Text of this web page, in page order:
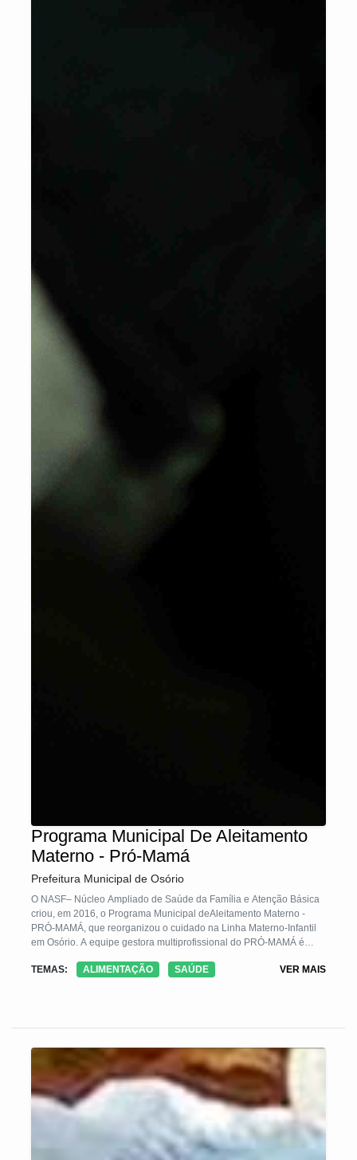
Programa Municipal De Aleitamento
Materno - Pró-Mamá
Prefeitura Municipal de Osório
O NASF– Núcleo Ampliado de Saúde da Família e Atenção Básica
criou, em 2016, o Programa Municipal deAleitamento Materno -
PRÓ-MAMÁ, que reorganizou o cuidado na Linha Materno-Infantil
em Osório. A equipe gestora multiprofissional do PRÓ-MAMÁ é
ampliar o acesso da população ao programa, a equipe investiu nas
desenvolvimento do aplicativo foi realizada uma parceria com o
TEMAS: ALIMENTAÇÃO SAÚDE VER MAIS